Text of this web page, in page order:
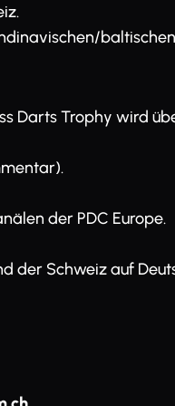
Darts Trophy wird
der PDC Europe.
der Schweiz auf